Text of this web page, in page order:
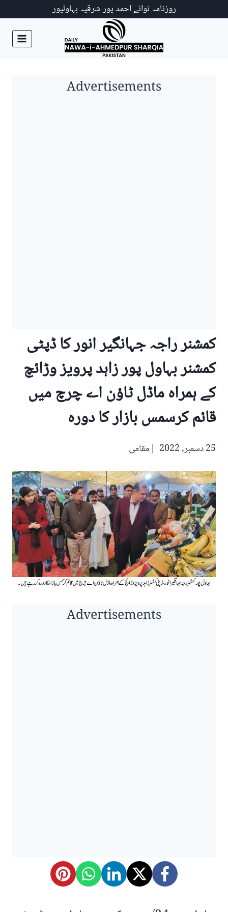
روزنامہ نوائے احمد پور شرقیہ بہاولپور
Advertisements
کمشنر راجہ جہانگیر انور کا ڈپٹی
کمشنر بہاول پور زاہد پرویز وڑائچ
کے ہمراہ ماڈل ٹاؤن اے چرچ میں
قائم کرسمس بازار کا دورہ
25 دسمبر, 2022 مقامی
Advertisements